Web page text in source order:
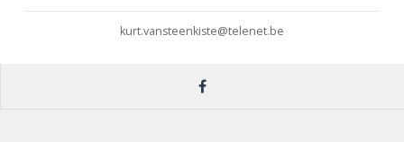
kurt.vansteenkiste@telenet.be